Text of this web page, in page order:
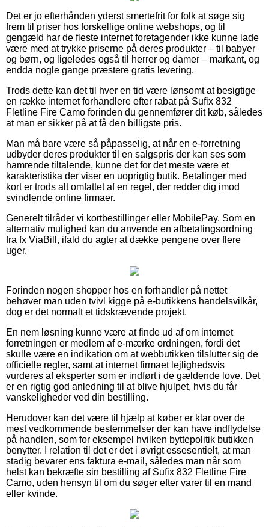
Det er jo efterhånden yderst smertefrit for folk at søge sig
frem til priser hos forskellige online webshops, og til
gengæld har de fleste internet foretagender ikke kunne lade
være med at trykke priserne på deres produkter – til babyer
og børn, og ligeledes også til herrer og damer – markant, og
endda nogle gange præstere gratis levering.
Trods dette kan det til hver en tid være lønsomt at besigtige
en række internet forhandlere efter rabat på Sufix 832
Fletline Fire Camo forinden du gennemfører dit køb, således
at man er sikker på at få den billigste pris.
Man må bare være så påpasselig, at når en e-forretning
udbyder deres produkter til en salgspris der kan ses som
hamrende tiltalende, kunne det for det meste være et
karakteristika der viser en uoprigtig butik. Betalinger med
kort er trods alt omfattet af en regel, der redder dig imod
svindlende online firmaer.
Generelt tilråder vi kortbestillinger eller MobilePay. Som en
alternativ mulighed kan du anvende en afbetalingsordning
fra fx ViaBill, ifald du agter at dække pengene over flere
uger.
Forinden nogen shopper hos en forhandler på nettet
behøver man uden tvivl kigge på e-butikkens handelsvilkår,
dog er det normalt et tidskrævende projekt.
En nem løsning kunne være at finde ud af om internet
forretningen er medlem af e-mærke ordningen, fordi det
skulle være en indikation om at webbutikken tilslutter sig de
officielle regler, samt at internet firmaet lejlighedsvis
vurderes af eksperter som er indført i de gældende love. Det
er en rigtig god anledning til at blive hjulpet, hvis du får
vanskeligheder ved din bestilling.
Herudover kan det være til hjælp at køber er klar over de
mest vedkommende bestemmelser der kan have indflydelse
på handlen, som for eksempel hvilken byttepolitik butikken
benytter. I relation til det er det i øvrigt essesentielt, at man
stadig bevarer ens faktura e-mail, således man når som
helst kan bekræfte sin bestilling af Sufix 832 Fletline Fire
Camo, uden hensyn til om du søger efter varer til en mand
eller kvinde.